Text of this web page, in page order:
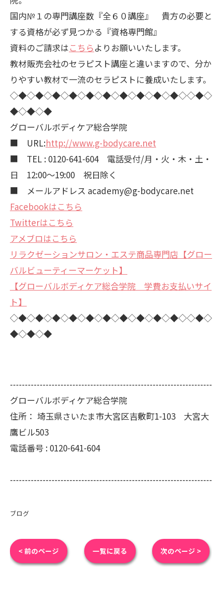
国内№１の専門講座数『全６０講座』 貴方の必要と
する資格が必ず見つかる『資格専門館』
資料のご請求はこちらよりお願いいたします。
教材販売会社のセラピスト講座と違いますので、分か
りやすい教材で一流のセラピストに養成いたします。
◇◆◇◆◇◆◇◆◇◆◇◆◇◆◇◆◇◆◇◆◇◇◆◇
◆◇◆◇◆
グローバルボディケア総合学院
■ URL:http://www.g-bodycare.net
■ TEL : 0120-641-604 電話受付/月・火・木・土・
日 12:00～19:00 祝日除く
■ メールアドレス academy@g-bodycare.net
Facebookはこちら
Twitterはこちら
アメブロはこちら
リラクゼーションサロン・エステ商品専門店【グロー
バルビューティーマーケット】
【グローバルボディケア総合学院 学費お支払いサイ
ト】
◇◆◇◆◇◆◇◆◇◆◇◆◇◆◇◆◇◆◇◆◇◇◆◇
◆◇◆◇◆
--------------------------------------------------------------------
グローバルボディケア総合学院
住所： 埼玉県さいたま市大宮区吉敷町1-103 大宮大
鷹ビル503
電話番号 : 0120-641-604
--------------------------------------------------------------------
ブログ
< 前のページ 一覧に戻る 次のページ >